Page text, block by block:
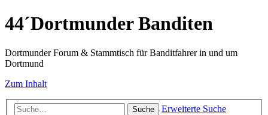
44´Dortmunder Banditen
Dortmunder Forum & Stammtisch für Banditfahrer in und um
Dortmund
Zum Inhalt
Suche Erweiterte Suche